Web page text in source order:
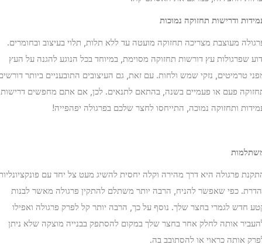
ודרישות תחזוקה נמוכות
מעוצבת מצריכה תחזוקה מועטה עד ללא תלות, תלוי בעיצוב ובחומרים.
שפרגולות עץ דורשות תחזוקה מסוימת, במיוחד בכל הנוגע להגנה על העץ
טרמיטים, נזקי שמש ולחות. עם זאת, גם העיצובים התובעניים ביותר דורשים
פעם או פעמיים בשנה, בהתאם לתנאים. לכן, אם אתם מחפשים דרישות
ותחזוקה נמוכה, התייחסו לחצר שלכם בפרגולה יפהפייה!
פרגולה היא דרך מהירה וקלה יחסית להשיג מעט צל יחד עם פונקציונליות
כפי שאפשר להניח, הרבה יותר משתלם להתקין פרגולה מאשר לבנות
חדש לגמרי בחצר שלך. נוסף על כך, הרבה יותר קל לפרק פרגולה ואפילו
אותה לחלק אחר בחצר שלך במקום להסתפק בבנייה מוצקה שלא ניתן
אותה כראוי או להסתובב בה.